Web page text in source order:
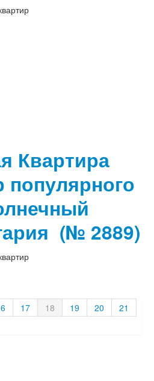
Квартира
популярного
(№ 2889)
17 18 19 20
21